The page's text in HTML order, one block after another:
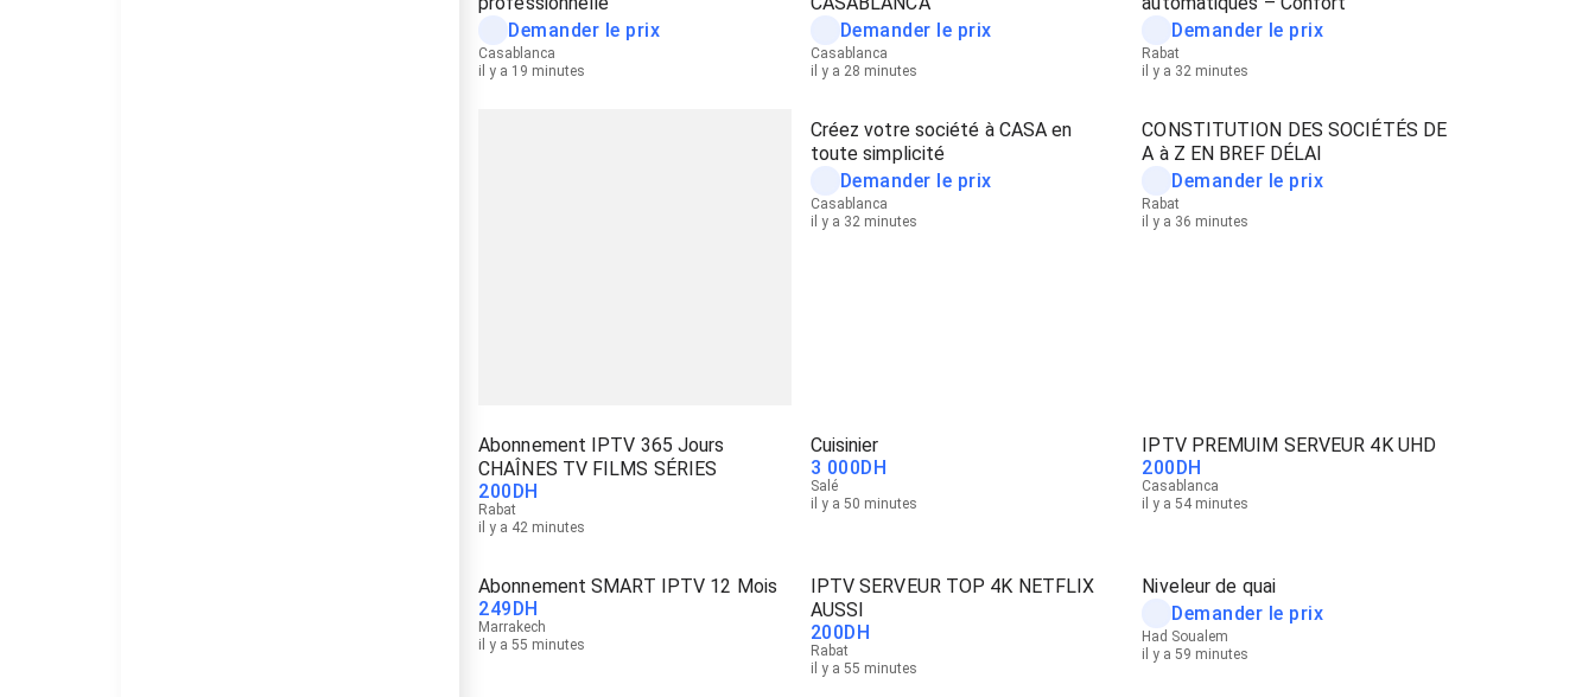
Demander le prix
Casablanca
il y a 19 minutes
Demander le prix
Casablanca
il y a 28 minutes
Demander le prix
Rabat
il y a 32 minutes
Créez votre société à CASA en
toute simplicité
Demander le prix
Casablanca
il y a 32 minutes
CONSTITUTION DES SOCIÉTÉS DE
A à Z EN BREF DÉLAI
Demander le prix
Rabat
il y a 36 minutes
Abonnement IPTV 365 Jours
CHAÎNES TV FILMS SÉRIES
200DH
Rabat
il y a 42 minutes
Cuisinier
3 000DH
Salé
il y a 50 minutes
IPTV PREMUIM SERVEUR 4K UHD
200DH
Casablanca
il y a 54 minutes
Abonnement SMART IPTV 12 Mois
249DH
Marrakech
il y a 55 minutes
IPTV SERVEUR TOP 4K NETFLIX
AUSSI
200DH
Rabat
il y a 55 minutes
Niveleur de quai
Demander le prix
Had Soualem
il y a 59 minutes